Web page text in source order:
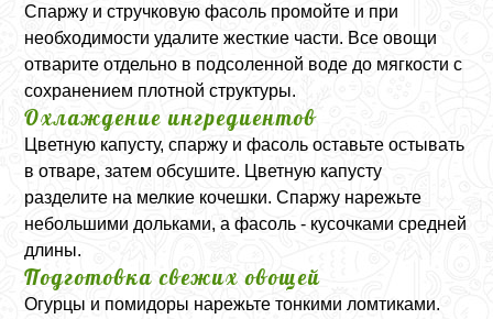
Спаржу и стручковую фасоль промойте и при
необходимости удалите жесткие части. Все овощи
отварите отдельно в подсоленной воде до мягкости с
сохранением плотной структуры.
Охлаждение ингредиентов
Цветную капусту, спаржу и фасоль оставьте остывать
в отваре, затем обсушите. Цветную капусту
разделите на мелкие кочешки. Спаржу нарежьте
небольшими дольками, а фасоль - кусочками средней
длины.
Подготовка свежих овощей
Огурцы и помидоры нарежьте тонкими ломтиками.